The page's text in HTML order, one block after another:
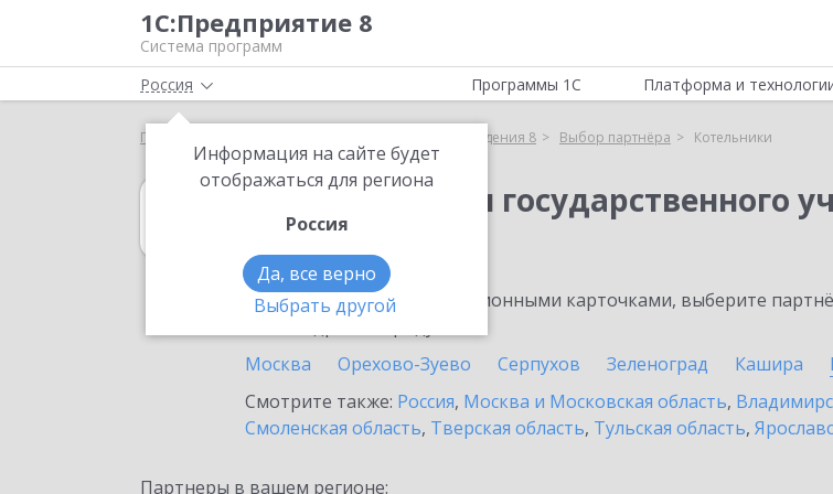
1С:Предприятие 8
Система программ
Россия
Информация на сайте будет
отображаться для региона
Россия
Да, все верно
Выбрать другой
Программы 1С Платформа и
Главная 1С:Бухгалтерия государственного учреждения 8 Выбор партнёра Котельники
1С:Бухгалтерия государственного
в Котельниках
Ознакомьтесь с информационными карточками, выберите
Москва
Орехово-Зуево Серпухов Зеленоград Кашира
Смотрите также: Россия, Москва и Московская область,
Смоленская область, Тверская область, Тульская область,
Партнеры в вашем регионе: